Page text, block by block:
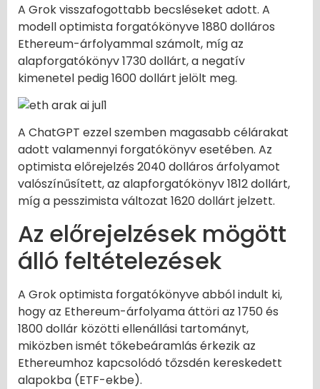
A Grok visszafogottabb becsléseket adott. A
modell optimista forgatókönyve 1880 dolláros
Ethereum-árfolyammal számolt, míg az
alapforgatókönyv 1730 dollárt, a negatív
kimenetel pedig 1600 dollárt jelölt meg.
A ChatGPT ezzel szemben magasabb célárakat
adott valamennyi forgatókönyv esetében. Az
optimista előrejelzés 2040 dolláros árfolyamot
valószínűsített, az alapforgatókönyv 1812 dollárt,
míg a pesszimista változat 1620 dollárt jelzett.
Az előrejelzések mögött
álló feltételezések
A Grok optimista forgatókönyve abból indult ki,
hogy az Ethereum-árfolyama áttöri az 1750 és
1800 dollár közötti ellenállási tartományt,
miközben ismét tőkebeáramlás érkezik az
Ethereumhoz kapcsolódó tőzsdén kereskedett
alapokba (ETF-ekbe).